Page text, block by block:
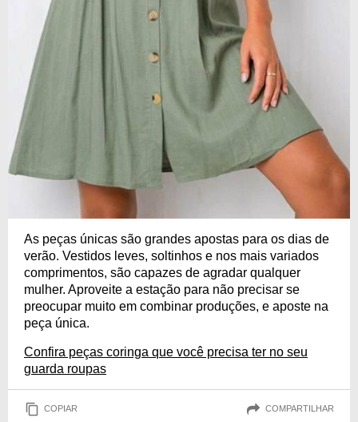
As peças únicas são grandes apostas para os dias de
verão. Vestidos leves, soltinhos e nos mais variados
comprimentos, são capazes de agradar qualquer
mulher. Aproveite a estação para não precisar se
preocupar muito em combinar produções, e aposte na
peça única.
Confira peças coringa que você precisa ter no seu
guarda roupas
COPIAR COMPARTILHAR